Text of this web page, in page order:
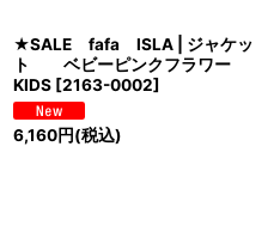
★SALE fafa ISLA | ジャケッ
ト ベビーピンクフラワー
KIDS [2163-0002]
6,160円(税込)